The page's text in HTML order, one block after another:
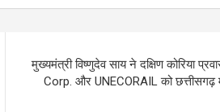
मुख्यमंत्री विष्णुदेव साय ने दक्षिण कोरिया
Corp. और UNECORAIL को